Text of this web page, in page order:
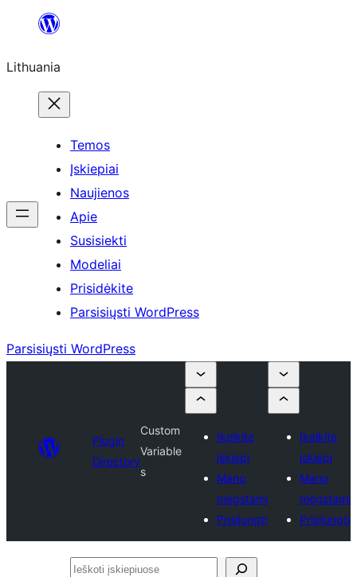
turinio
Lithuania
Temos
Įskiepiai
Naujienos
Apie
Susisiekti
Modeliai
Prisidėkite
Parsisiųsti WordPress
Parsisiųsti WordPress
Plugin
Directory
Custom
Variable
s
Įkelkite
įskiepį
Mano
mėgstami
Prisijungti
Įkelkite
įskiepį
Mano
mėgstami
Prisijungti
Ieškoti